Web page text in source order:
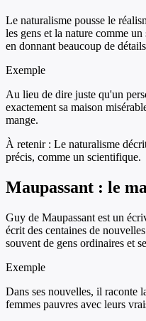
Le naturalisme pousse le
les gens et la nature comme
en donnant beaucoup de
Exemple
Au lieu de dire juste qu'un
exactement sa maison
mange.
À retenir : Le naturalisme
précis, comme un scientifique.
Maupassant : le
Guy de Maupassant est un
écrit des centaines de
souvent de gens ordinaires et
Exemple
Dans ses nouvelles, il raconte
femmes pauvres avec leurs